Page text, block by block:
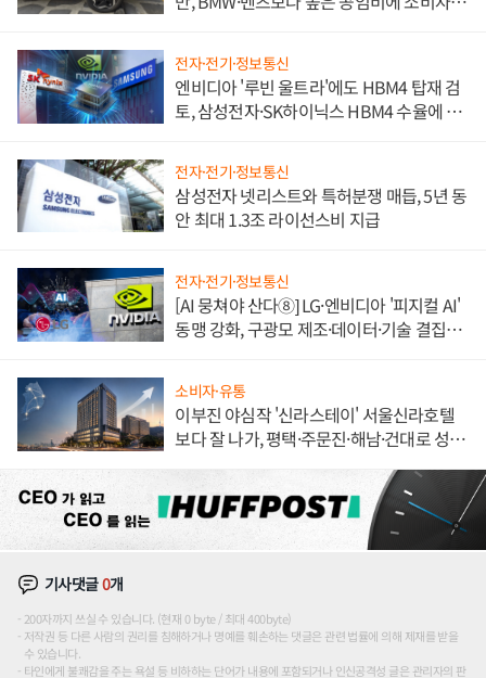
전자·전기·정보통신
엔비디아 '루빈 울트라'에도 HBM4 탑재 검
토, 삼성전자·SK하이닉스 HBM4 수율에 주
전자·전기·정보통신
삼성전자 넷리스트와 특허분쟁 매듭, 5년 동
안 최대 1.3조 라이선스비 지급
전자·전기·정보통신
[AI 뭉쳐야 산다⑧] LG·엔비디아 '피지컬 AI'
동맹 강화, 구광모 제조·데이터·기술 결집
소비자·유통
이부진 야심작 '신라스테이' 서울신라호텔
보다 잘 나가, 평택·주문진·해남·건대로 성
기사댓글0개
200자까지 쓰실 수 있습니다. (현재 0 byte / 최대 400byte)
저작권 등 다른 사람의 권리를 침해하거나 명예를 훼손하는 댓글은 관련 법률에 의해 제재를 받을
수 있습니다.
타인에게 불쾌감을 주는 욕설 등 비하하는 단어가 내용에 포함되거나 인신공격성 글은 관리자의 판